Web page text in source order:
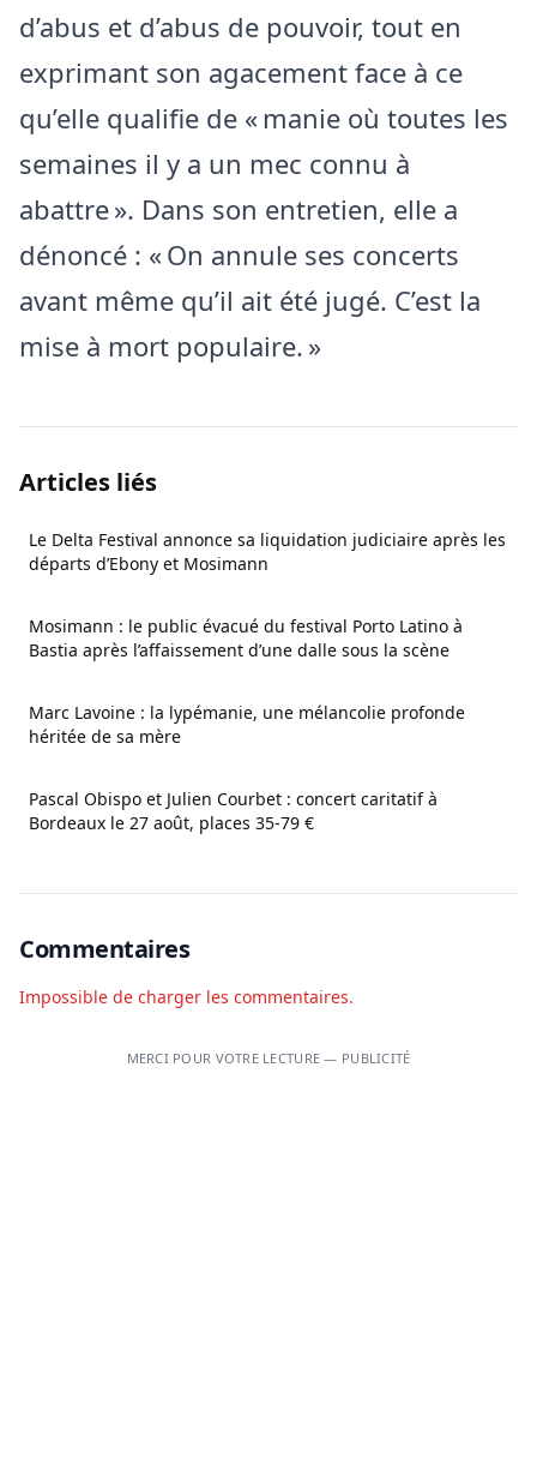
d’abus et d’abus de pouvoir, tout en
exprimant son agacement face à ce
qu’elle qualifie de « manie où toutes les
semaines il y a un mec connu à
abattre ». Dans son entretien, elle a
dénoncé : « On annule ses concerts
avant même qu’il ait été jugé. C’est la
mise à mort populaire. »
Articles liés
Le Delta Festival annonce sa liquidation judiciaire après les
départs d’Ebony et Mosimann
Mosimann : le public évacué du festival Porto Latino à
Bastia après l’affaissement d’une dalle sous la scène
Marc Lavoine : la lypémanie, une mélancolie profonde
héritée de sa mère
Pascal Obispo et Julien Courbet : concert caritatif à
Bordeaux le 27 août, places 35-79 €
Commentaires
Impossible de charger les commentaires.
MERCI POUR VOTRE LECTURE — PUBLICITÉ